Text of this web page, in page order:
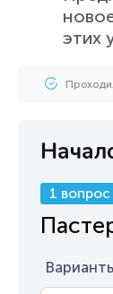
этих
1 вопрос